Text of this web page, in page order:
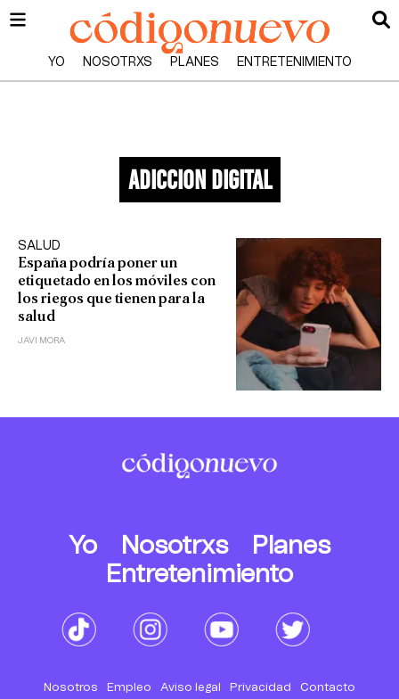
YO NOSOTRXS PLANES ENTRETENIMIENTO
adiccion digital
SALUD
España podría poner un
etiquetado en los móviles con
los riegos que tienen para la
salud
JAVI MORA
Yo Nosotrxs
Planes
Entretenimiento
Nosotros Empleo Aviso legal Privacidad Contacto